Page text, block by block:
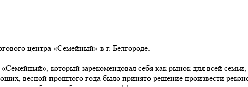
центра «Семейный» в г. Белгороде.
который зарекомендовал себя как рынок для всей
весной прошлого года было принято решение произвести